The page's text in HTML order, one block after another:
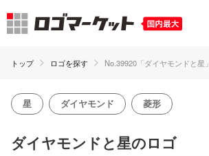
トップ ロゴを探す No.39920「ダイヤモンドと星」
星 ダイヤモンド 菱形
ダイヤモンドと星のロゴ